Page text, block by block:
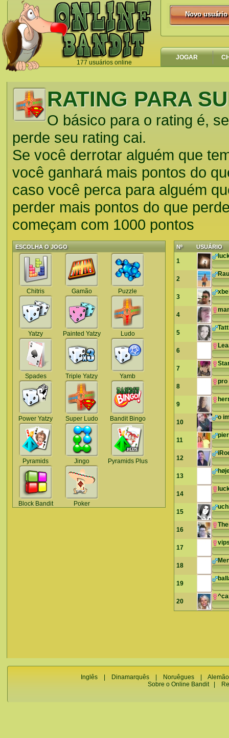
177 usuários online
`
Novo usuário
Novo usuário
JOGAR
RATING PARA
O básico para o rating é,
perde seu rating cai.
Se você derrotar alguém que
você ganhará mais pontos do
caso você perca para alguém
perder mais pontos do que
começam com 1000 pontos
ESCOLHA O JOGO
Chitris Gamão Puzzle
Yatzy Painted Yatzy Ludo
Spades Triple Yatzy Yamb
Power Yatzy Super Ludo Bandit Bingo
Pyramids Jingo Pyramids Plus
Block Bandit Poker
Nº USUÁRIO
1
2
3
4
5
6
7
8
pro
9
10
o
11
12
13
14
15
16
17
18
19
20
Inglês Dinamarquês Noruêgues
Alemão
Sobre o Online Bandit|